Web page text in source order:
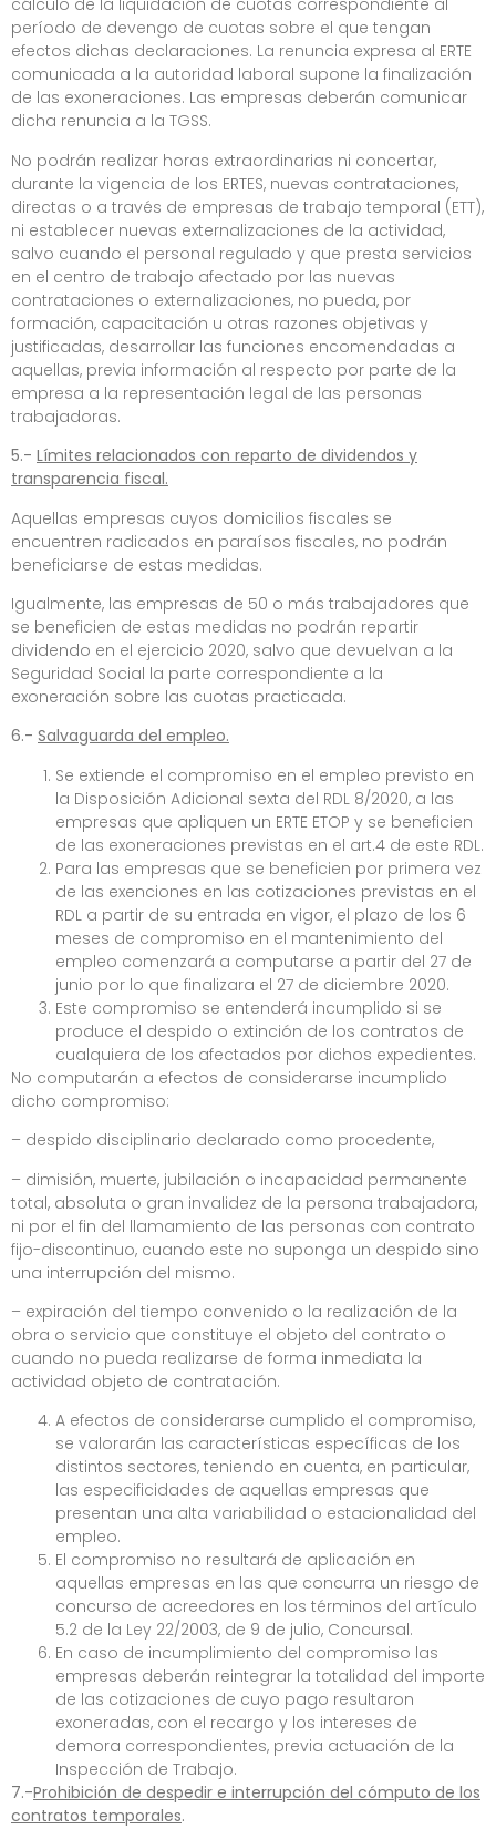
cálculo de la liquidación de cuotas correspondiente al
período de devengo de cuotas sobre el que tengan
efectos dichas declaraciones. La renuncia expresa al ERTE
comunicada a la autoridad laboral supone la finalización
de las exoneraciones. Las empresas deberán comunicar
dicha renuncia a la TGSS.
No podrán realizar horas extraordinarias ni concertar,
durante la vigencia de los ERTES, nuevas contrataciones,
directas o a través de empresas de trabajo temporal (ETT),
ni establecer nuevas externalizaciones de la actividad,
salvo cuando el personal regulado y que presta servicios
en el centro de trabajo afectado por las nuevas
contrataciones o externalizaciones, no pueda, por
formación, capacitación u otras razones objetivas y
justificadas, desarrollar las funciones encomendadas a
aquellas, previa información al respecto por parte de la
empresa a la representación legal de las personas
trabajadoras.
5.- Límites relacionados con reparto de dividendos y
transparencia fiscal.
Aquellas empresas cuyos domicilios fiscales se
encuentren radicados en paraísos fiscales, no podrán
beneficiarse de estas medidas.
Igualmente, las empresas de 50 o más trabajadores que
se beneficien de estas medidas no podrán repartir
dividendo en el ejercicio 2020, salvo que devuelvan a la
Seguridad Social la parte correspondiente a la
exoneración sobre las cuotas practicada.
6.- Salvaguarda del empleo.
Se extiende el compromiso en el empleo previsto en
la Disposición Adicional sexta del RDL 8/2020, a las
empresas que apliquen un ERTE ETOP y se beneficien
de las exoneraciones previstas en el art.4 de este RDL.
Para las empresas que se beneficien por primera vez
de las exenciones en las cotizaciones previstas en el
RDL a partir de su entrada en vigor, el plazo de los 6
meses de compromiso en el mantenimiento del
empleo comenzará a computarse a partir del 27 de
junio por lo que finalizara el 27 de diciembre 2020.
Este compromiso se entenderá incumplido si se
produce el despido o extinción de los contratos de
cualquiera de los afectados por dichos expedientes.
No computarán a efectos de considerarse incumplido
dicho compromiso:
– despido disciplinario declarado como procedente,
– dimisión, muerte, jubilación o incapacidad permanente
total, absoluta o gran invalidez de la persona trabajadora,
ni por el fin del llamamiento de las personas con contrato
fijo-discontinuo, cuando este no suponga un despido sino
una interrupción del mismo.
– expiración del tiempo convenido o la realización de la
obra o servicio que constituye el objeto del contrato o
cuando no pueda realizarse de forma inmediata la
actividad objeto de contratación.
A efectos de considerarse cumplido el compromiso,
se valorarán las características específicas de los
distintos sectores, teniendo en cuenta, en particular,
las especificidades de aquellas empresas que
presentan una alta variabilidad o estacionalidad del
empleo.
El compromiso no resultará de aplicación en
aquellas empresas en las que concurra un riesgo de
concurso de acreedores en los términos del artículo
5.2 de la Ley 22/2003, de 9 de julio, Concursal.
En caso de incumplimiento del compromiso las
empresas deberán reintegrar la totalidad del importe
de las cotizaciones de cuyo pago resultaron
exoneradas, con el recargo y los intereses de
demora correspondientes, previa actuación de la
Inspección de Trabajo.
7.-Prohibición de despedir e interrupción del cómputo de los
contratos temporales.